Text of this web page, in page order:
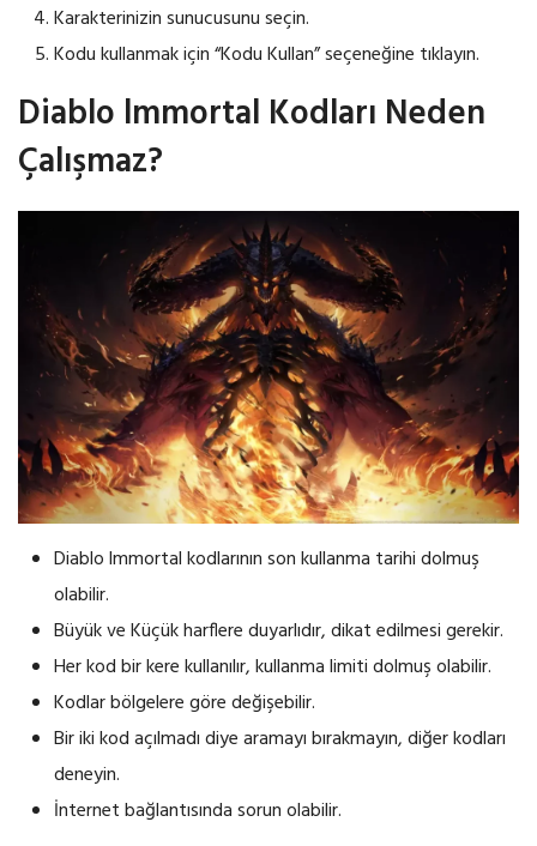
Karakterinizin sunucusunu seçin.
Kodu kullanmak için “Kodu Kullan” seçeneğine tıklayın.
Diablo lmmortal Kodları Neden
Çalışmaz?
Diablo lmmortal kodlarının son kullanma tarihi dolmuş
olabilir.
Büyük ve Küçük harflere duyarlıdır, dikat edilmesi gerekir.
Her kod bir kere kullanılır, kullanma limiti dolmuş olabilir.
Kodlar bölgelere göre değişebilir.
Bir iki kod açılmadı diye aramayı bırakmayın, diğer kodları
deneyin.
İnternet bağlantısında sorun olabilir.